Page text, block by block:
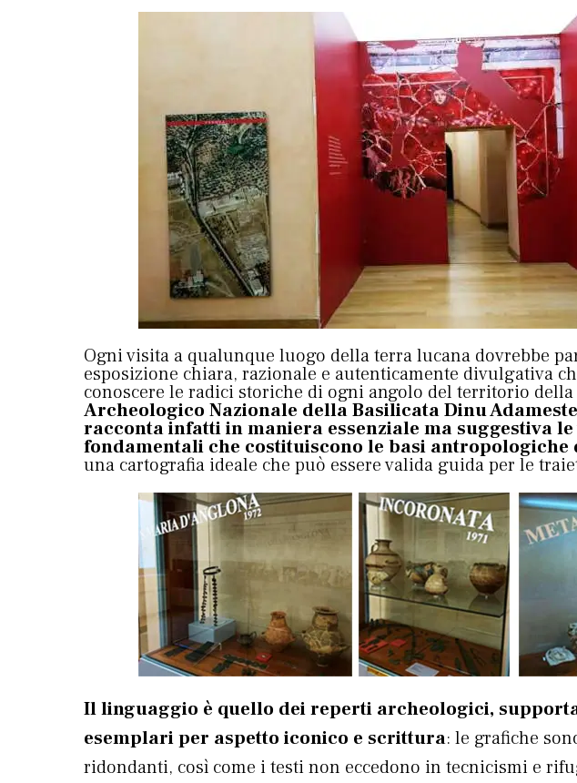
Ogni visita a qualunque luogo della terra lucana dovrebbe
esposizione chiara, razionale e autenticamente divulgativa
conoscere le radici storiche di ogni angolo del territorio
Archeologico Nazionale della Basilicata Dinu
racconta infatti in maniera essenziale ma suggestiva le
fondamentali che costituiscono le basi antropologiche
una cartografia ideale che può essere valida guida per le
Il linguaggio è quello dei reperti archeologici,
esemplari per aspetto iconico e scrittura: le grafiche
ridondanti, così come i testi non eccedono in tecnicismi e